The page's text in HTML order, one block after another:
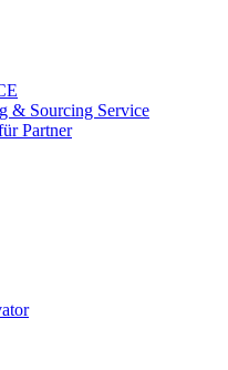
& Sourcing Service
Partner